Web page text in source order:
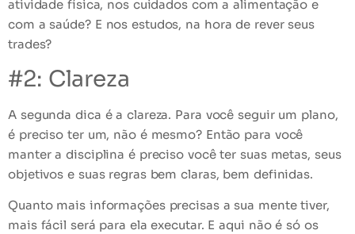
atividade física, nos cuidados com a alimentação e
com a saúde? E nos estudos, na hora de rever seus
trades?
#2: Clareza
A segunda dica é a clareza. Para você seguir um plano,
é preciso ter um, não é mesmo? Então para você
manter a disciplina é preciso você ter suas metas, seus
objetivos e suas regras bem claras, bem definidas.
Quanto mais informações precisas a sua mente tiver,
mais fácil será para ela executar. E aqui não é só os